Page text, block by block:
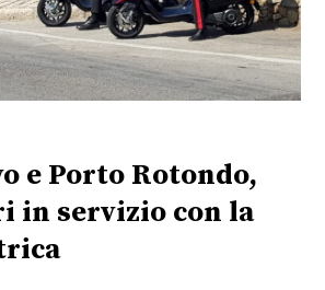
e Porto Rotondo,
in servizio con la